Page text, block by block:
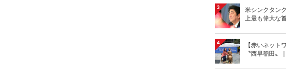
3
米シンクタン
上最も偉大な
4
【赤いネット
〝西早稲田〟